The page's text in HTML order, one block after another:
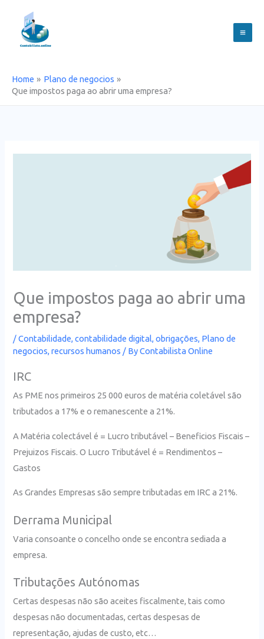
content
Home
Plano de negocios
Que impostos paga ao abrir uma empresa?
Que impostos paga ao abrir uma
empresa?
/Contabilidade,contabilidade digital,obrigações, Plano de
negocios,recursos humanos / ByContabilista Online
IRC
As PME nos primeiros 25 000 euros de matéria coletável são
tributados a 17% e o remanescente a 21%.
A Matéria colectável é = Lucro tributável – Beneficios Fiscais –
Prejuizos Fiscais. O Lucro Tributável é = Rendimentos –
Gastos
As Grandes Empresas são sempre tributadas em IRC a 21%.
Derrama Municipal
Varia consoante o concelho onde se encontra sediada a
empresa.
Tributações Autónomas
Certas despesas não são aceites fiscalmente, tais como
despesas não documentadas, certas despesas de
representação, ajudas de custo, etc…